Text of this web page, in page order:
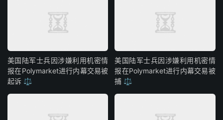
美国陆军士兵因涉嫌利用机密情
报在Polymarket进行内幕交易被
起诉 ⚖️
美国陆军士兵因涉嫌利用机密情
报在Polymarket进行内幕交易被
捕 ⚖️